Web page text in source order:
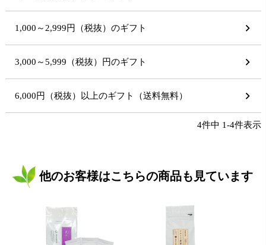
1,000～2,999円（税抜）のギフト
3,000～5,999（税抜）円のギフト
6,000円（税抜）以上のギフト（送料無料）
4件中 1-4件表示
他のお客様はこちらの商品も見ています